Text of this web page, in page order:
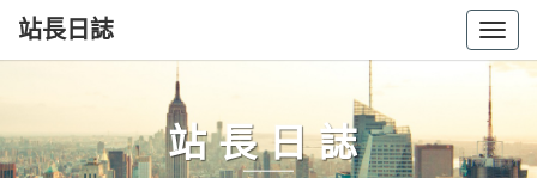
站長日誌
站長日誌